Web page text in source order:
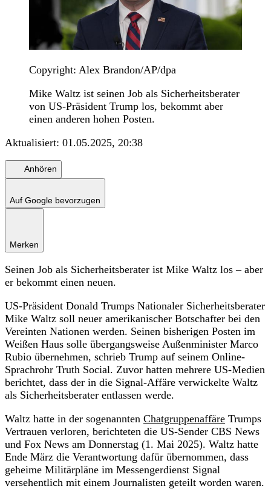
Copyright: Alex Brandon/AP/dpa
Mike Waltz ist seinen Job als Sicherheitsberater
von US-Präsident Trump los, bekommt aber
einen anderen hohen Posten.
Aktualisiert: 01.05.2025, 20:38
Anhören
Auf Google bevorzugen
Merken
Seinen Job als Sicherheitsberater ist Mike Waltz los – aber
er bekommt einen neuen.
US-Präsident Donald Trumps Nationaler Sicherheitsberater
Mike Waltz soll neuer amerikanischer Botschafter bei den
Vereinten Nationen werden. Seinen bisherigen Posten im
Weißen Haus solle übergangsweise Außenminister Marco
Rubio übernehmen, schrieb Trump auf seinem Online-
Sprachrohr Truth Social. Zuvor hatten mehrere US-Medien
berichtet, dass der in die Signal-Affäre verwickelte Waltz
als Sicherheitsberater entlassen werde.
Waltz hatte in der sogenannten Chatgruppenaffäre Trumps
Vertrauen verloren, berichteten die US-Sender CBS News
und Fox News am Donnerstag (1. Mai 2025). Waltz hatte
Ende März die Verantwortung dafür übernommen, dass
geheime Militärpläne im Messengerdienst Signal
versehentlich mit einem Journalisten geteilt worden waren.